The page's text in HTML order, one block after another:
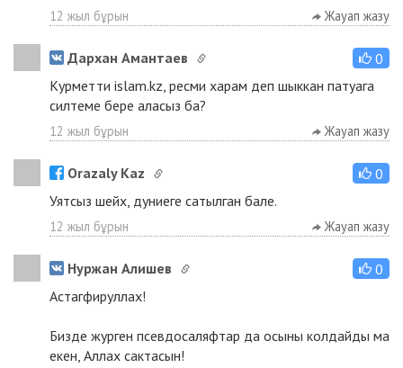
12 жыл бұрын Жауап жазу
Дархан Амантаев
0
Курметти islam.kz, ресми харам деп шыккан патуага
силтеме бере аласыз ба?
12 жыл бұрын Жауап жазу
Orazaly Kaz
0
Уятсыз шейх, дуниеге сатылган бале.
12 жыл бұрын Жауап жазу
Нуржан Алишев
0
Астагфируллах!
Бизде журген псевдосаляфтар да осыны колдайды ма
екен, Аллах сактасын!